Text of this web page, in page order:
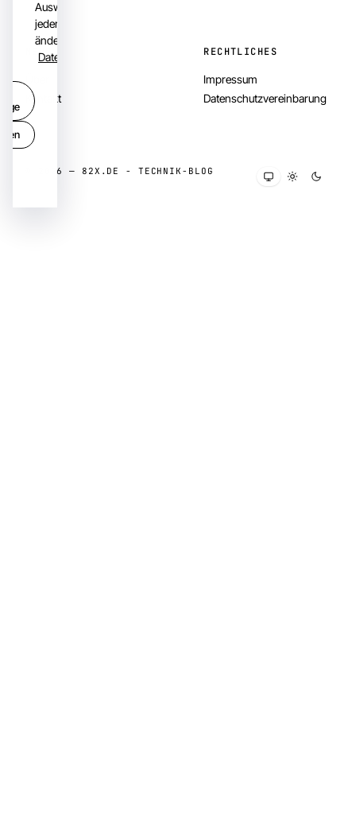
MEHR
Kontakt
RECHTLICHES
Impressum
Datenschutzvereinbarung
© 2026 — 82X.DE - TECHNIK-BLOG
Auswahl
jederzeit
ändern.
Datenschutzerklärung